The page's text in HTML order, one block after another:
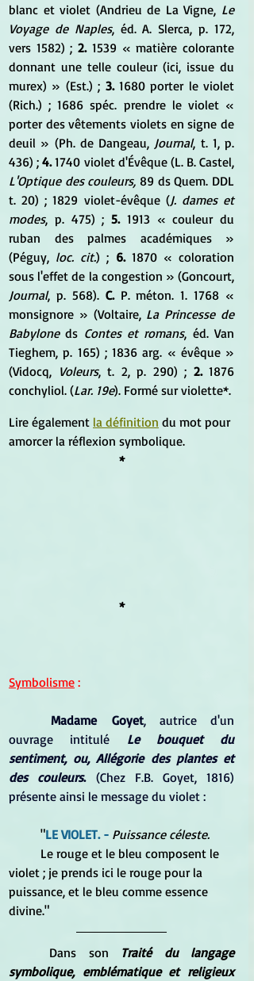
blanc et violet (Andrieu de La Vigne, Le
Voyage de Naples, éd. A. Slerca, p. 172,
vers 1582) ; 2. 1539 « matière colorante
donnant une telle couleur (ici, issue du
murex) » (Est.) ; 3. 1680 porter le violet
(Rich.) ; 1686 spéc. prendre le violet «
porter des vêtements violets en signe de
deuil » (Ph. de Dangeau, Journal, t. 1, p.
436) ; 4.
L'Optique des couleurs, 89 ds Quem. DDL
t. 20) ; 1829 violet-évêque (J. dames et
modes, p. 475) ; 5. 1913 « couleur du
ruban des palmes académiques »
(Péguy, loc. cit.) ; 6. 1870 « coloration
Journal, p. 568). C. P. méton. 1. 1768 «
monsignore » (Voltaire, La Princesse de
Babylone ds Contes et romans, éd. Van
Tieghem, p. 165) ; 1836 arg. « évêque »
(Vidocq, Voleurs, t. 2, p. 290) ; 2. 1876
conchyliol. (Lar. 19e). Formé sur violette*.
Lire également la définition du mot pour
amorcer la réflexion symbolique.
*
*
Symbolisme :
	Madame Goyet
, autrice d'un
ouvrage intitulé Le bouquet du
sentiment, ou, Allégorie des plantes et
des couleurs. (Chez F.B. Goyet, 1816)
présente ainsi le message du violet :
	"
LE VIOLET. - Puissance céleste.
violet ; je prends ici le rouge pour la
puissance, et le bleu comme essence
divine."
	Dans son
Traité du langage
symbolique, emblématique et religieux